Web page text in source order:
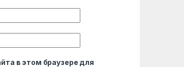
в этом браузере для